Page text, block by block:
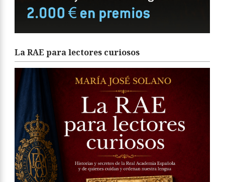
La RAE para lectores curiosos